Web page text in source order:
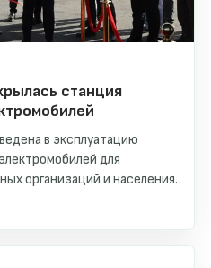
станция
в эксплуатацию
для
организаций и населения.